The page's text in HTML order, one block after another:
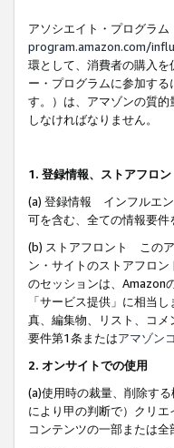
アソシエイト・プログラム
program.amazon.com/
環として、消費者の購入
ー・プログラムに参加す
す。）は、アマゾンの質的
しなければなりません。
1. 登録情報、ストアフロン
(a) 登録情報 インフルエン
可を含む、全ての情報要件
(b) ストアフロント このア
ン・サイトのストアフロン
のセッションは、Amazon
「サービス提供」に相当
真、編集物、リスト、コ
要件第1条またはアマゾン
2. オンサイトでの使用
(a)使用時の裁量、削除す
により甲の判断で）クリ
コンテンツの一部または